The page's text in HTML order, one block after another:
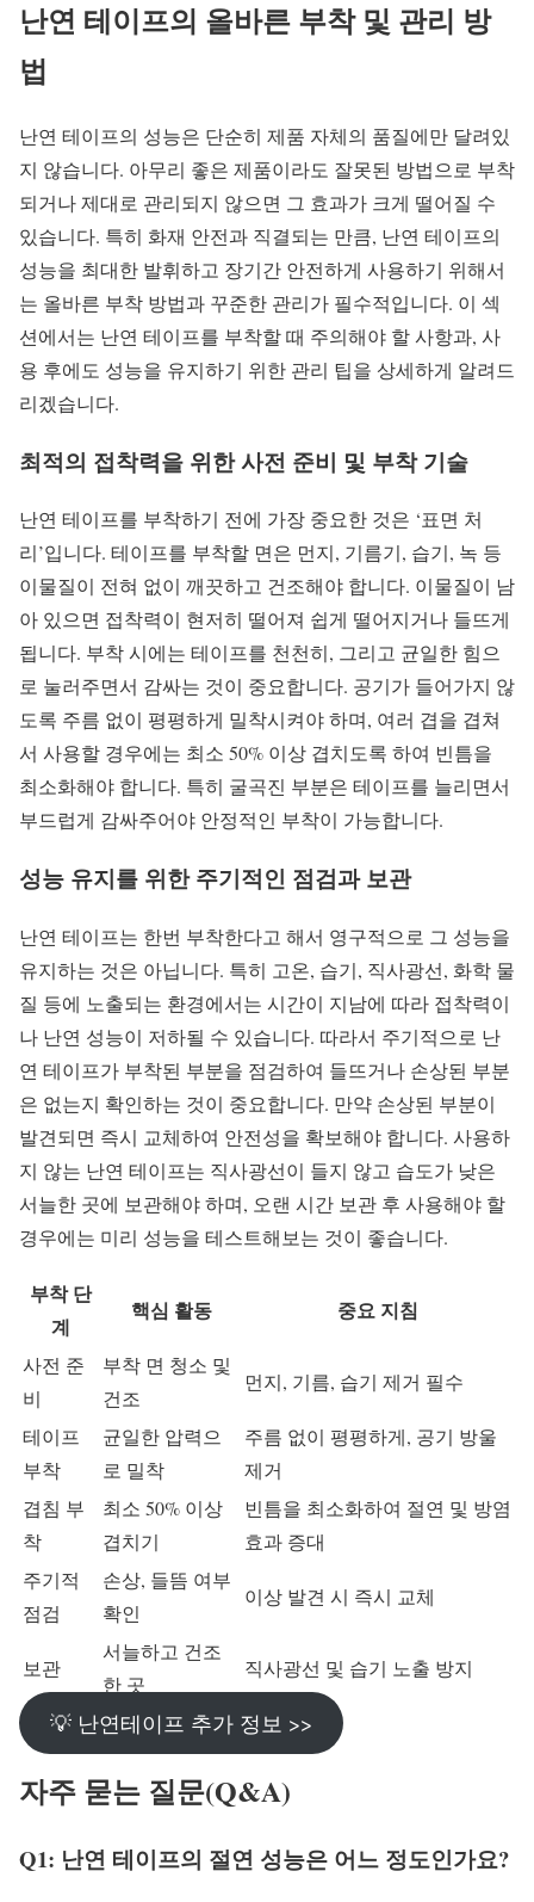
난연 테이프의 올바른 부착 및 관리 방
법
난연 테이프의 성능은 단순히 제품 자체의 품질에만 달려있
지 않습니다. 아무리 좋은 제품이라도 잘못된 방법으로 부착
되거나 제대로 관리되지 않으면 그 효과가 크게 떨어질 수
있습니다. 특히 화재 안전과 직결되는 만큼, 난연 테이프의
성능을 최대한 발휘하고 장기간 안전하게 사용하기 위해서
는 올바른 부착 방법과 꾸준한 관리가 필수적입니다. 이 섹
션에서는 난연 테이프를 부착할 때 주의해야 할 사항과, 사
용 후에도 성능을 유지하기 위한 관리 팁을 상세하게 알려드
리겠습니다.
최적의 접착력을 위한 사전 준비 및 부착 기술
난연 테이프를 부착하기 전에 가장 중요한 것은 ‘표면 처
리’입니다. 테이프를 부착할 면은 먼지, 기름기, 습기, 녹 등
이물질이 전혀 없이 깨끗하고 건조해야 합니다. 이물질이 남
아 있으면 접착력이 현저히 떨어져 쉽게 떨어지거나 들뜨게
됩니다. 부착 시에는 테이프를 천천히, 그리고 균일한 힘으
로 눌러주면서 감싸는 것이 중요합니다. 공기가 들어가지 않
도록 주름 없이 평평하게 밀착시켜야 하며, 여러 겹을 겹쳐
서 사용할 경우에는 최소 50% 이상 겹치도록 하여 빈틈을
최소화해야 합니다. 특히 굴곡진 부분은 테이프를 늘리면서
부드럽게 감싸주어야 안정적인 부착이 가능합니다.
성능 유지를 위한 주기적인 점검과 보관
난연 테이프는 한번 부착한다고 해서 영구적으로 그 성능을
유지하는 것은 아닙니다. 특히 고온, 습기, 직사광선, 화학 물
질 등에 노출되는 환경에서는 시간이 지남에 따라 접착력이
나 난연 성능이 저하될 수 있습니다. 따라서 주기적으로 난
연 테이프가 부착된 부분을 점검하여 들뜨거나 손상된 부분
은 없는지 확인하는 것이 중요합니다. 만약 손상된 부분이
발견되면 즉시 교체하여 안전성을 확보해야 합니다. 사용하
지 않는 난연 테이프는 직사광선이 들지 않고 습도가 낮은
서늘한 곳에 보관해야 하며, 오랜 시간 보관 후 사용해야 할
경우에는 미리 성능을 테스트해보는 것이 좋습니다.
부착 단
계
핵심 활동 중요 지침
사전 준
비
부착 면 청소 및
건조
먼지, 기름, 습기 제거 필수
테이프
부착
균일한 압력으
로 밀착
주름 없이 평평하게, 공기 방울
제거
겹침 부
착
최소 50% 이상
겹치기
빈틈을 최소화하여 절연 및 방염
효과 증대
주기적
점검
손상, 들뜸 여부
확인
이상 발견 시 즉시 교체
보관
서늘하고 건조
한 곳
직사광선 및 습기 노출 방지
💡 난연테이프 추가 정보 >>
자주 묻는 질문(Q&A)
Q1: 난연 테이프의 절연 성능은 어느 정도인가요?